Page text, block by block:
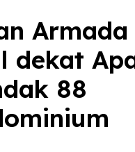
Armada
dekat
88